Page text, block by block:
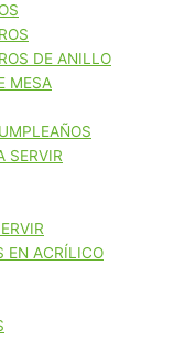
DE ANILLO
MESA
SERVIR
EN ACRÍLICO